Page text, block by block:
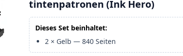
tintenpatronen (Ink Hero)
Dieses Set beinhaltet:
2 × Gelb —840 Seiten